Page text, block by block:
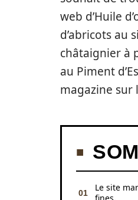
web d’Huile
d’abricots au
châtaignier à
au Piment
magazine sur
Le site